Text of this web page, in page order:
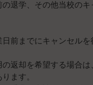
退学、その他当校の
前までにキャンセル
返却を希望する場合
ます。